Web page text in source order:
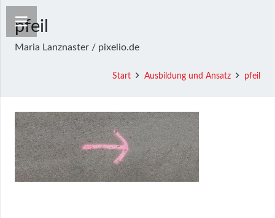
pfeil
Maria Lanznaster / pixelio.de
Start Ausbildung und Ansatz pfeil